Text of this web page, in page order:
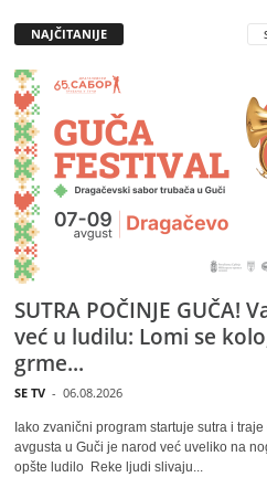
NAJČITANIJE
SUTRA POČINJE GUČA!
već u ludilu: Lomi se
grme...
SE TV - 06.08.2026
Iako zvanični program startuje sutra i traje
avgusta u Guči je narod već uveliko na
opšte ludilo Reke ljudi slivaju...